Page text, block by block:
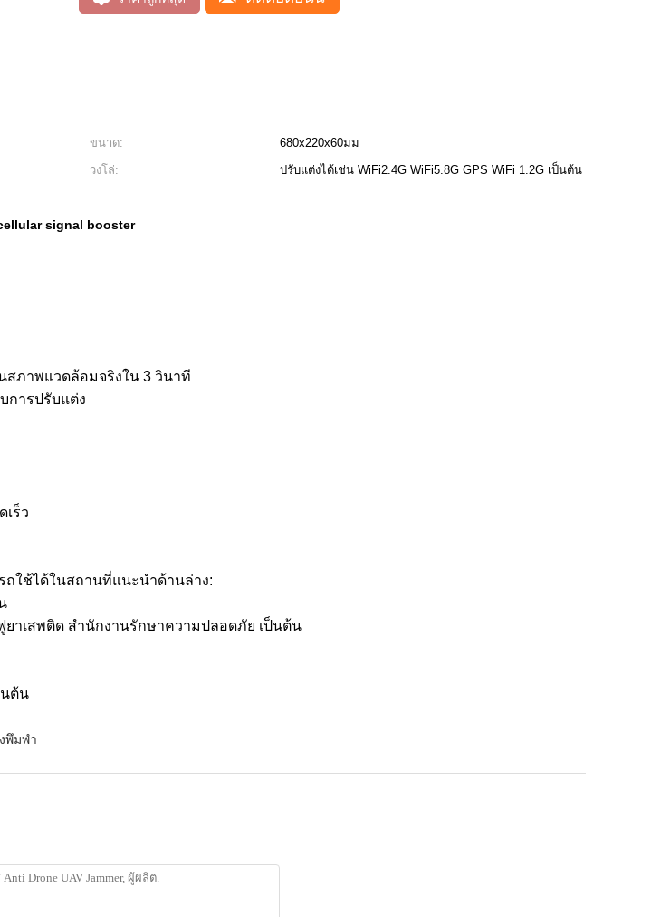
ขนาด:
680x220x60มม
วงโล่:
ปรับแต่งได้เช่น WiFi2.4G WiFi5.8G GPS WiFi 1.2G เป็นต้น
signal booster
สภาพแวดล้อมจริงใน 3 วินาที
การปรับแต่ง
ร็ว
ถใช้ได้ในสถานที่แนะนําด้านล่าง:
เสพติด สํานักงานรักษาความปลอดภัย เป็นต้น
นต้น
พึมพำ